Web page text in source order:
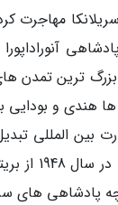
مهاجرت
ترین تمدن
المللی
پادشاهی های